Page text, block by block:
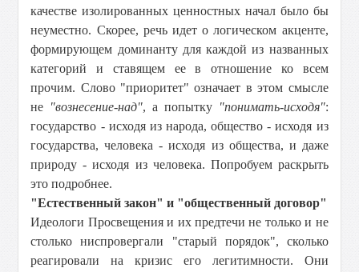
качестве изолированных ценностных начал было бы
неуместно. Скорее, речь идет о логическом акценте,
формирующем доминанту для каждой из названных
категорий и ставящем ее в отношение ко всем
прочим. Слово "приоритет" означает в этом смысле
не "вознесение-над", а попытку "понимать-исходя":
государство - исходя из народа, общество - исходя из
государства, человека - исходя из общества, и даже
природу - исходя из человека. Попробуем раскрыть
это подробнее.
"Естественный закон" и "общественный договор"
Идеологи Просвещения и их предтечи не только и не
столько ниспровергали "старый порядок", сколько
реагировали на кризис его легитимности. Они